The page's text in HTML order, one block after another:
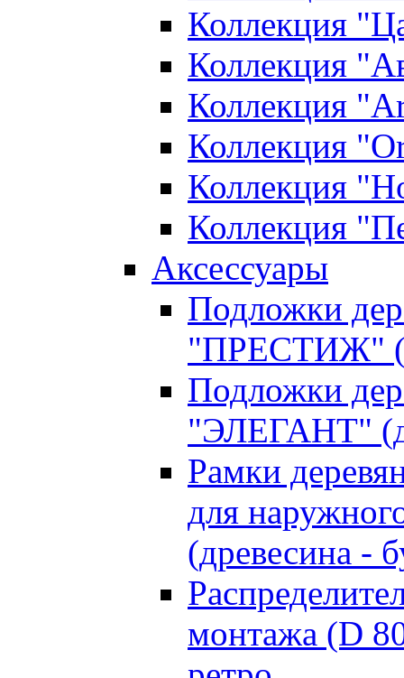
Коллекция
Коллекция
Коллекция
Коллекция
Коллекция
Коллекция
Аксессуары
Подложки
"ПРЕСТИЖ"
Подложки
"ЭЛЕГАНТ"
Рамки
для
(древесина -
монтажа (D